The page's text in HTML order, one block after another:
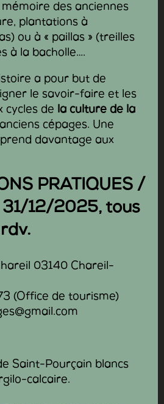
des anciennes
plantations à
ou à « paillas » (treilles
à la bacholle….
a pour but de
le savoir-faire et les
cycles de la culture de la
cépages. Une
davantage aux
PRATIQUES /
31/12/2025, tous
03140 Chareil-
(Office de tourisme)